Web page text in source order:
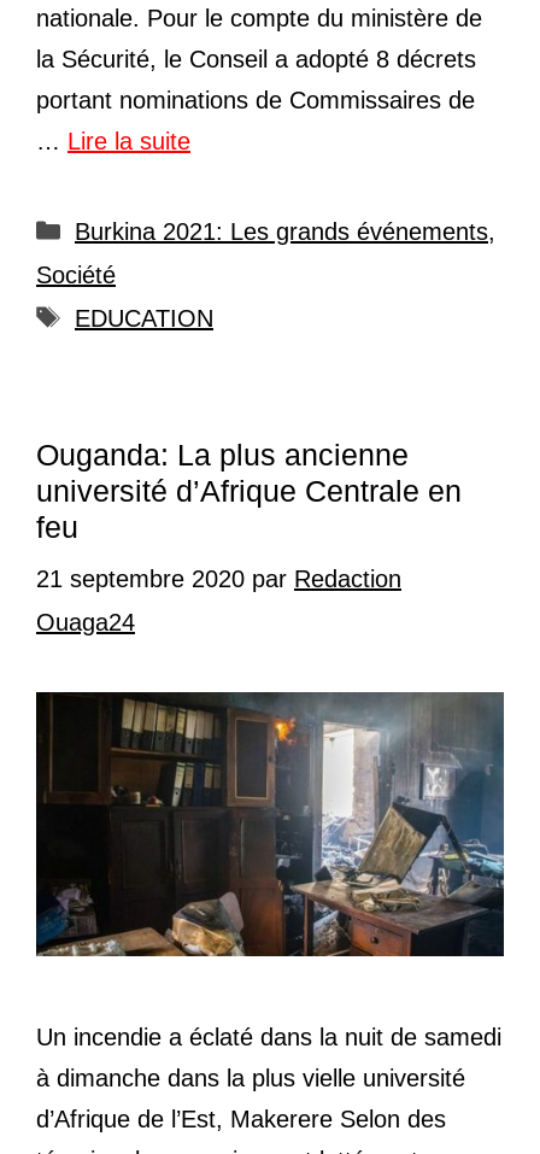
nationale. Pour le compte du ministère de
la Sécurité, le Conseil a adopté 8 décrets
portant nominations de Commissaires de
… Lire la suite
Catégories
Burkina 2021: Les grands événements,
Société
Étiquettes
EDUCATION
Ouganda: La plus ancienne
université d’Afrique Centrale en
feu
21 septembre 2020 par Redaction
Ouaga24
Un incendie a éclaté dans la nuit de samedi
à dimanche dans la plus vielle université
d’Afrique de l’Est, Makerere Selon des